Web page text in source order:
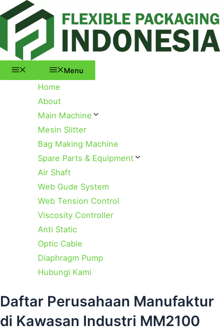
Skip
to
content
Menu
Menu
Home
About
Main Machine
Mesin Slitter
Bag Making Machine
Spare Parts & Equipment
Air Shaft
Web Gude System
Web Tension Control
Viscosity Controller
Anti Static
Optic Cable
Diaphragm Pump
Hubungi Kami
Daftar Perusahaan Manufaktur
di Kawasan Industri MM2100